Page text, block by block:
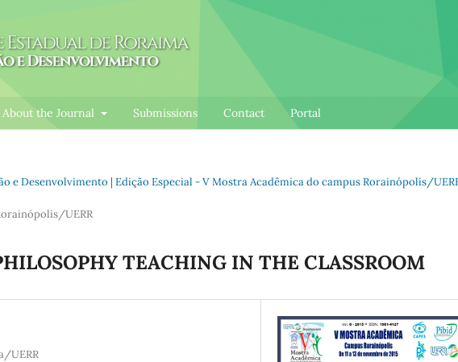
About the Journal Submissions Contact Portal
e Desenvolvimento | Edição Especial - V Mostra Acadêmica do campus Rorainópolis/
UERR
TEACHING IN THE CLASSROOM
UERR